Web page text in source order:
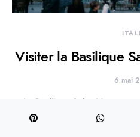
Visiter la Basilique
6 mai
La Basilique Saint-Marc est
absolument à Venise. Son